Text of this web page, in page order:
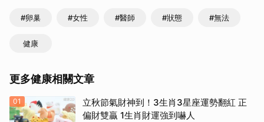
#卵巢 #女性 #醫師 #狀態 #無法
健康
更多健康相關文章
01
立秋節氣財神到！3生肖3星座運勢翻紅 正
偏財雙贏 1生肖財運強到嚇人